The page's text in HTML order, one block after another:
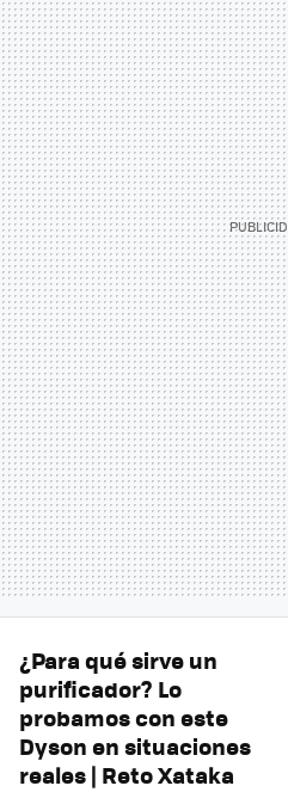
¿Para qué sirve un
purificador? Lo
probamos con este
Dyson en situaciones
reales | Reto Xataka